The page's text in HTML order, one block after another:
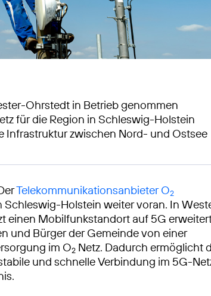
Ohrstedt in Betrieb genommen
für die Region in Schleswig-Holstein
Infrastruktur zwischen Nord- und Ostsee
Telekommunikationsanbieter O2
Schleswig-Holstein weiter voran. In
einen Mobilfunkstandort auf 5G
und Bürger der Gemeinde von einer
im O2 Netz. Dadurch ermöglicht
und schnelle Verbindung im 5G-